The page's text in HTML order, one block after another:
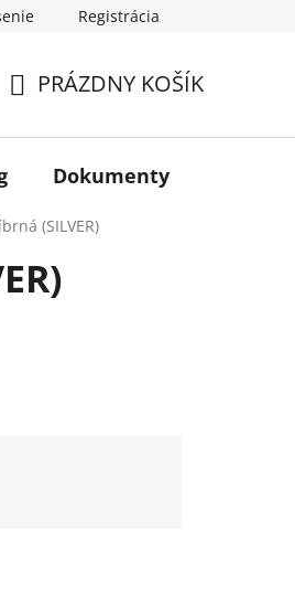
Registrácia
KOŠÍK
PRÁZDNY KOŠÍK
Dokumenty
(SILVER)